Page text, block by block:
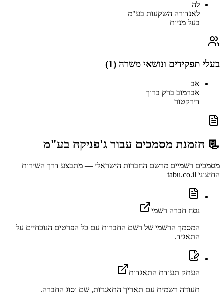
לה
לאנדורה השקעות בע"מ
בעל מניות
בעלי תפקידים ונושאי משרה (1
)
אב
אברמוב ברק ברוך
דירקטור
📃 הזמנת מסמכים עבור ג'פניקה בע"מ
מסמכים רשמיים מרשם החברות הישראלי — מתבצע דרך השירות
החיצוני tabu.co.il
נסח חברה רשמי
המסמך הרשמי של רשם החברות עם כל הפרטים הנוכחיים על
התאגיד.
העתק תעודת התאגדות
תעודה רשמית עם תאריך התאגדות, שם וסוג החברה.